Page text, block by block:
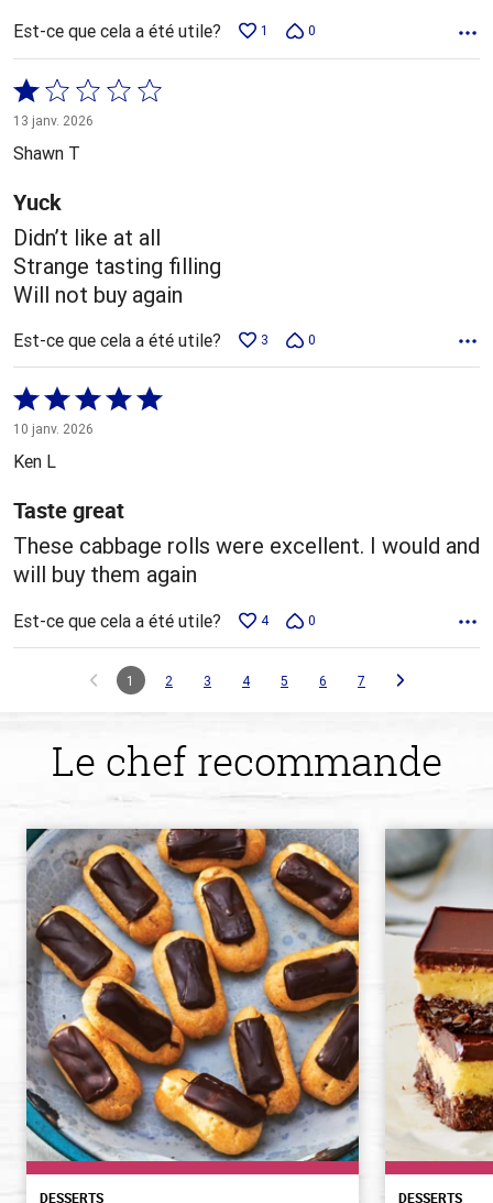
Est-ce que cela a été utile? 1 0
Coté
1 sur
5
13 janv. 2026
Shawn T
Yuck
Didn’t like at all
Strange tasting filling
Will not buy again
Est-ce que cela a été utile? 3 0
Coté
5 sur
5
10 janv. 2026
Ken L
Taste great
These cabbage rolls were excellent. I would and
will buy them again
Est-ce que cela a été utile? 4 0
1 2 3 4 5 6 7
Le chef recommande
DESSERTS DESSERTS